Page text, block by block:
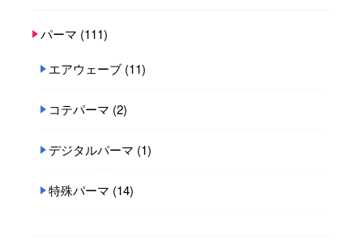
パーマ (111)
エアウェーブ (11)
コテパーマ (2)
デジタルパーマ (1)
特殊パーマ (14)